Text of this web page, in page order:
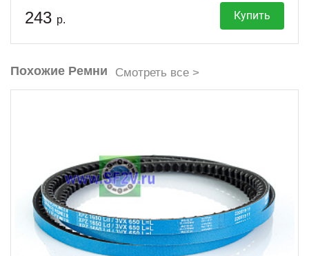
243 р. Купить
Похожие Ремни Смотреть все >